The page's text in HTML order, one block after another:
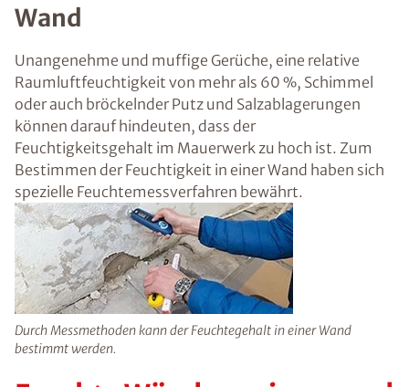
Insbesondere nach einem größeren
betroffenen Räume so schnell wie möglich
trockenzulegen, um der Entstehung von
Schimmel und weiteren Feuchtigkeitsschäden
vorzubeugen. In jedem Fall sollte jedoch
zunächst die konkrete Schadensursache
festgestellt und zeitnahe behoben werden.
Sobald die Feuchtigkeitsquelle gefunden ist,
können entsprechende Maßnahmen ergriffen
werden, um das Gebäude auf lange Sicht
effektiv vor weiteren Feuchtigkeitsschäden zu
schützen.
Feuchtigkeitsmessung in
der Wand